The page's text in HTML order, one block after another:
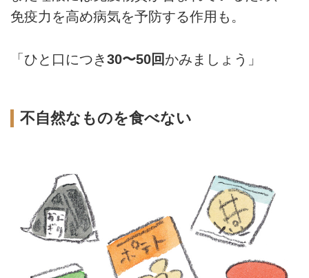
免疫力を高め病気を予防する作用も。
「ひと口につき30〜50回かみましょう」
不自然なものを食べない